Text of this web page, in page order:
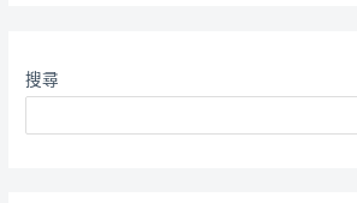
搜尋